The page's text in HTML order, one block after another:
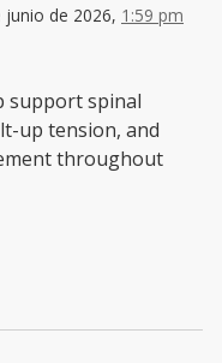
junio de 2026, 1:59 pm
support spinal
up tension, and
throughout